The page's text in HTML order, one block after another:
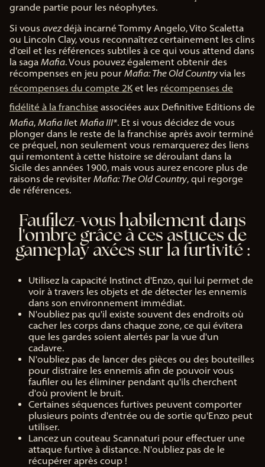
grande partie pour les néophytes.
Si vous avezdéjà incarné Tommy Angelo, Vito Scaletta
ou Lincoln Clay, vous reconnaîtrez certainement les clins
d'œil et les références subtiles à ce qui vous attend dans
la saga Mafia. Vous pouvez également obtenir des
récompenses en jeu pour Mafia: The Old Countryvia les
récompenses du compte 2Ket les récompenses de
fidélité à la franchise associées aux Definitive Editions de
Mafia, Mafia IIet Mafia III*. Et si vous décidez de vous
plonger dans le reste de la franchise après avoir terminé
ce préquel, non seulement vous remarquerez des liens
qui remontent à cette histoire se déroulant dans la
Sicile des années 1900, mais vous aurez encore plus de
raisons de revisiter Mafia: The Old Country, qui regorge
de références.
Faufilez-vous habilement dans
l'ombre grâce à ces astuces de
gameplay axées sur la furtivité :
Utilisez la capacité Instinct d'Enzo, qui lui permet de
voir à travers les objets et de détecter les ennemis
dans son environnement immédiat.
N'oubliez pas qu'il existe souvent des endroits où
cacher les corps dans chaque zone, ce qui évitera
que les gardes soient alertés par la vue d'un
cadavre.
N'oubliez pas de lancer des pièces ou des bouteilles
pour distraire les ennemis afin de pouvoir vous
faufiler ou les éliminer pendant qu'ils cherchent
d'où provient le bruit.
Certaines séquences furtives peuvent comporter
plusieurs points d'entrée ou de sortie qu'Enzo peut
utiliser.
Lancez un couteau Scannaturi pour effectuer une
attaque furtive à distance. N'oubliez pas de le
récupérer après coup !